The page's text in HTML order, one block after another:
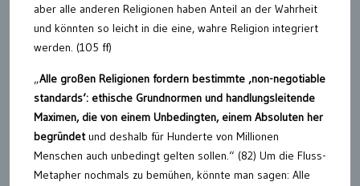
aber alle anderen Religionen haben Anteil an der Wahrheit
und könnten so leicht in die eine, wahre Religion integriert
werden. (105 ff)
„Alle großen Religionen fordern bestimmte ‚non-negotiable
standards‘: ethische Grundnormen und handlungsleitende
Maximen, die von einem Unbedingten, einem Absoluten her
begründetund deshalb für Hunderte von Millionen
Menschen auch unbedingt gelten sollen.“ (82) Um die Fluss-
Metapher nochmals zu bemühen, könnte man sagen: Alle